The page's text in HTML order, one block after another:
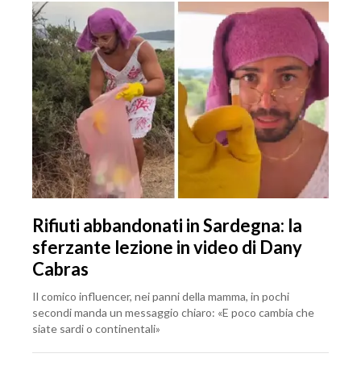
Rifiuti abbandonati in Sardegna: la
sferzante lezione in video di Dany
Cabras
Il comico influencer, nei panni della mamma, in pochi
secondi manda un messaggio chiaro: «E poco cambia che
siate sardi o continentali»